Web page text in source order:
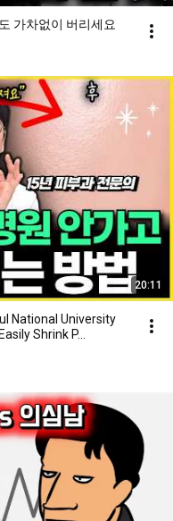
가차없이 버리세요
20:11
National University
Shrink P...